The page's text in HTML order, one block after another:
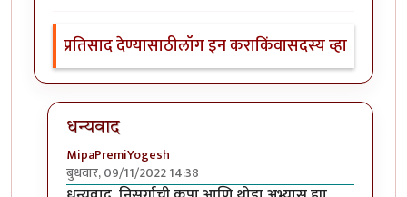
प्रतिसाद देण्यासाठीलॉग इन कराकिंवासदस्य व्हा
धन्यवाद
MipaPremiYogesh
बुधवार, 09/11/2022 14:38